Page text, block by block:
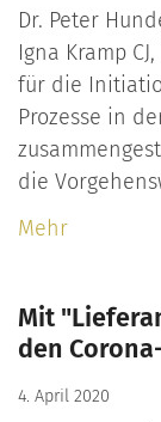
Dr. Peter
Igna Kramp
für die
Prozesse in
die
Mehr
Mit
den
4. April 2020